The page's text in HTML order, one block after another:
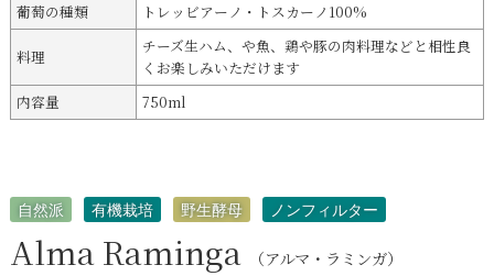
葡萄の種類
トレッビアーノ・トスカーノ100%
料理
チーズ生ハム、や魚、鶏や豚の肉料理などと相性良
くお楽しみいただけます
内容量
750ml
自然派 有機栽培 野生酵母 ノンフィルター
Alma Raminga （アルマ・ラミンガ）